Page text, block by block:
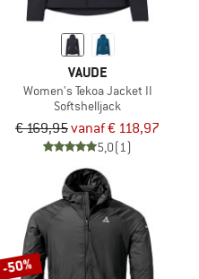
VAUDE
Women's Tekoa Jacket II
Softshelljack
€ 169,95vanaf € 118,97
5,0(1)
-50%